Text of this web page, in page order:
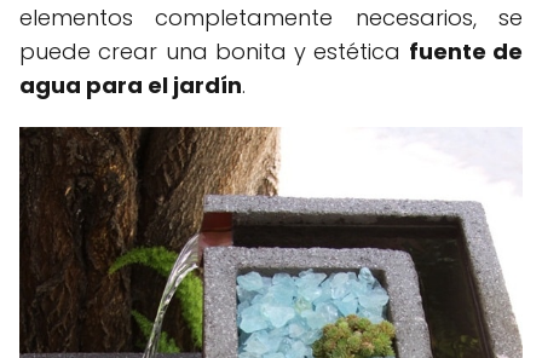
elementos completamente necesarios, se
puede crear una bonita y estética fuente de
agua para el jardín.